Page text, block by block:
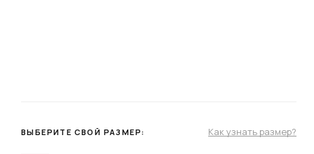
ВЫБЕРИТЕ СВОЙ РАЗМЕР: Как узнать размер?